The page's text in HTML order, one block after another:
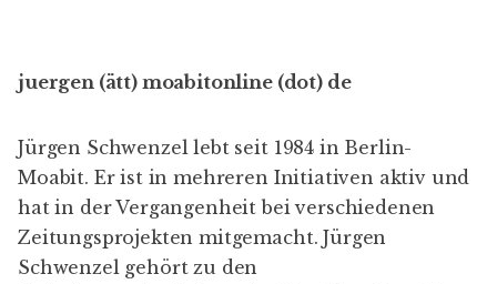
juergen (ätt) moabitonline (dot) de
Jürgen Schwenzel lebt seit 1984 in Berlin-
Moabit. Er ist in mehreren Initiativen aktiv und
hat in der Vergangenheit bei verschiedenen
Zeitungsprojekten mitgemacht. Jürgen
Schwenzel gehört zu den